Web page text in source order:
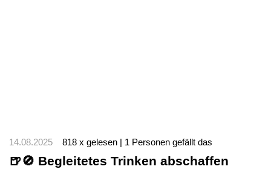
14.08.2025 818 x gelesen | 1 Personen gefällt das
🍺🚫 Begleitetes Trinken abschaffen